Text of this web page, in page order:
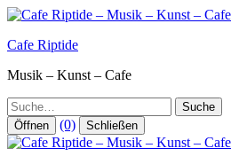
Zum
springen
Cafe Riptide
Musik – Kunst – Cafe
Suche
Öffnen (0) Schließen